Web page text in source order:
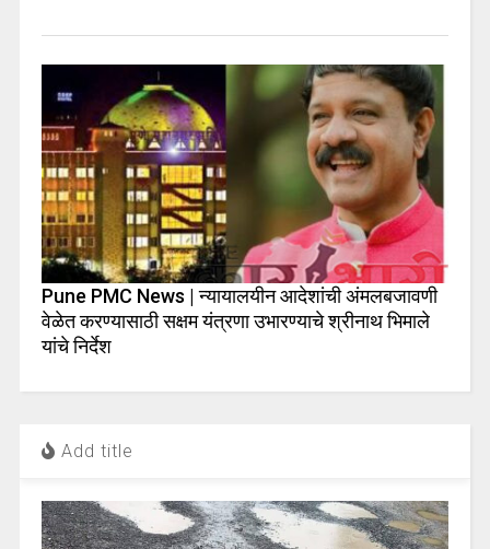
Pune PMC News | न्यायालयीन आदेशांची अंमलबजावणी
वेळेत करण्यासाठी सक्षम यंत्रणा उभारण्याचे श्रीनाथ भिमाले
यांचे निर्देश
Add title